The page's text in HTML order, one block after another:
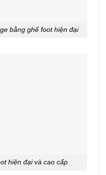
bằng ghế foot hiện đại
hiện đại và cao cấp